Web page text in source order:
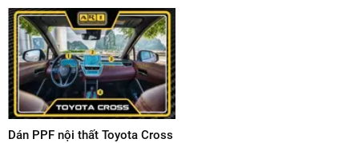
Dán PPF nội thất Toyota Cross